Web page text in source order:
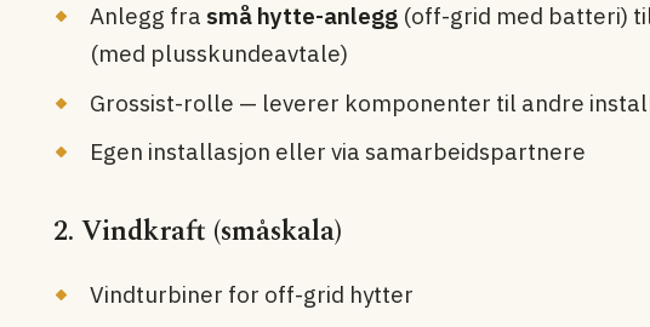
Anlegg fra små hytte-anlegg (off-grid med batteri)
(med plusskunde­avtale)
Grossist-rolle — leverer komponenter til andre
Egen installasjon eller via samarbeidspartnere
2. Vindkraft (småskala)
Vindturbiner for off-grid hytter